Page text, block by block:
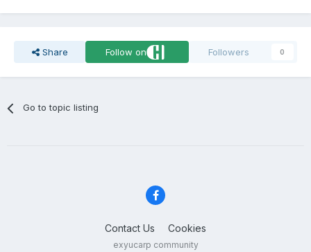
Share Follow on Followers 0
Go to topic listing
Contact Us Cookies
exyucarp community